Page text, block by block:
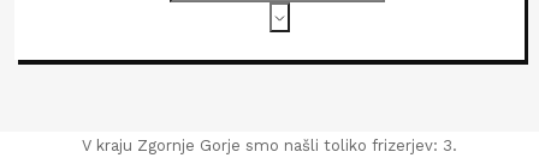
V kraju Zgornje Gorje smo našli toliko frizerjev: 3.